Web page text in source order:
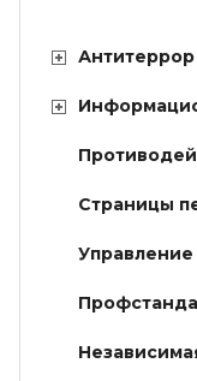
Антитеррор
Страницы